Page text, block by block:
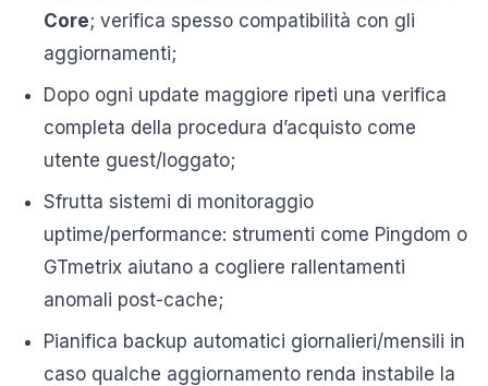
Core; verifica spesso compatibilità con gli
aggiornamenti;
Dopo ogni update maggiore ripeti una verifica
completa della procedura d’acquisto come
utente guest/loggato;
Sfrutta sistemi di monitoraggio
uptime/performance: strumenti come Pingdom o
GTmetrix aiutano a cogliere rallentamenti
anomali post-cache;
Pianifica backup automatici giornalieri/mensili in
caso qualche aggiornamento renda instabile la